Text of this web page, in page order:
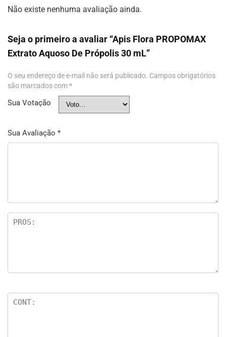
Não existe nenhuma avaliação ainda.
Seja o primeiro a avaliar “Apis Flora PROPOMAX
Extrato Aquoso De Própolis 30 mL”
O seu endereço de e-mail não será publicado. Campos obrigatórios
são marcados com*
Sua Votação
Sua Avaliação *